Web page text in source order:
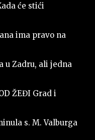
će stići
ima pravo na
u Zadru, ali jedna
ŽEĐI Grad i
s. M. Valburga